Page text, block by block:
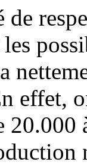
de
effet,
20.000